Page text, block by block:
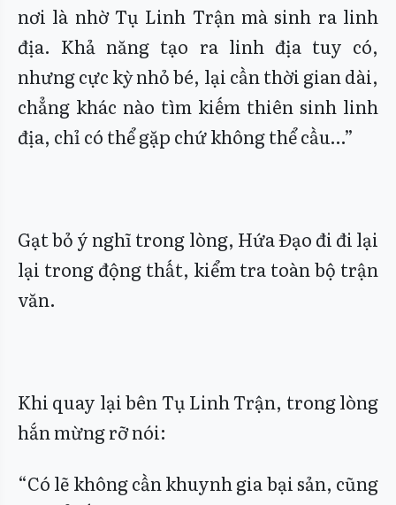
nơi là nhờ Tụ Linh Trận mà sinh ra linh
địa. Khả năng tạo ra linh địa tuy có,
nhưng cực kỳ nhỏ bé, lại cần thời gian dài,
chẳng khác nào tìm kiếm thiên sinh linh
địa, chỉ có thể gặp chứ không thể cầu…”
Gạt bỏ ý nghĩ trong lòng, Hứa Đạo đi đi lại
lại trong động thất, kiểm tra toàn bộ trận
văn.
Khi quay lại bên Tụ Linh Trận, trong lòng
hắn mừng rỡ nói:
“Có lẽ không cần khuynh gia bại sản, cũng